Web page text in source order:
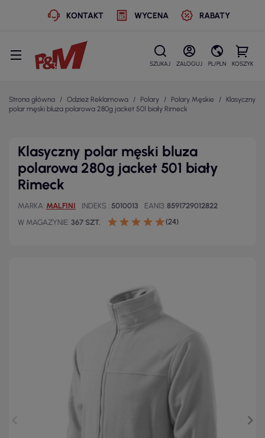
KONTAKT WYCENA RABATY
SZUKAJ ZALOGUJ PL/PLN KOSZYK
Strona główna Odzież Reklamowa Polary Polary Męskie
Klasyczny
polar męski bluza polarowa 280g jacket 501 biały Rimeck
Klasyczny polar męski bluza
polarowa 280g jacket 501 biały
Rimeck
MARKA MALFINI INDEKS 5010013 EAN13 8591729012822
W MAGAZYNIE 367 SZT. (24)